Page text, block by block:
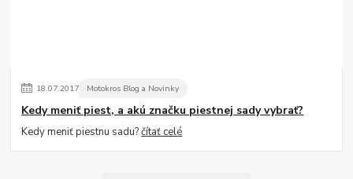
18.07.2017 Motokros Blog a Novinky
Kedy meniť piest, a akú značku piestnej sady vybrať?
Kedy meniť piestnu sadu?čítať celé